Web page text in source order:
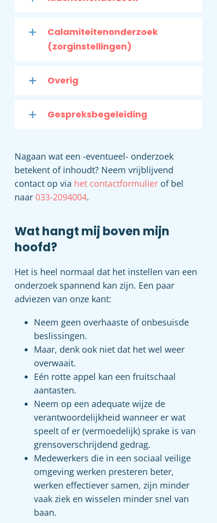
Calamiteitenonderzoek
(zorginstellingen)
Overig
Gespreksbegeleiding
Nagaan wat een -eventueel- onderzoek
betekent of inhoudt? Neem vrijblijvend
contact op via het contactformulier of bel
naar 033-2094004.
Wat hangt mij boven mijn
hoofd?
Het is heel normaal dat het instellen van een
onderzoek spannend kan zijn. Een paar
adviezen van onze kant:
Neem geen overhaaste of onbesuisde
beslissingen.
Maar, denk ook niet dat het wel weer
overwaait.
Eén rotte appel kan een fruitschaal
aantasten.
Neem op een adequate wijze de
verantwoordelijkheid wanneer er wat
speelt of er (vermoedelijk) sprake is van
grensoverschrijdend gedrag.
Medewerkers die in een sociaal veilige
omgeving werken presteren beter,
werken effectiever samen, zijn minder
vaak ziek en wisselen minder snel van
baan.